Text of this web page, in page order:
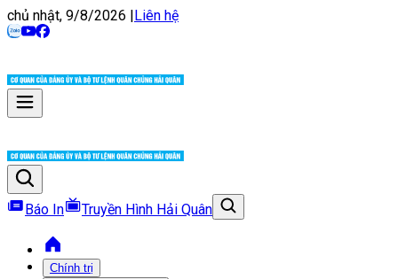
chủ nhật, 9/8/2026 |Liên hệ
Báo In Truyền Hình Hải Quân
Chính trị